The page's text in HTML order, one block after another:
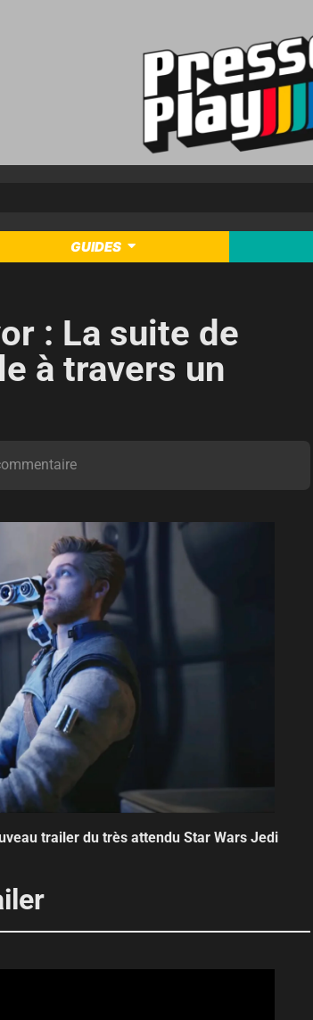
GUIDES
: La suite de
à travers un
trailer du très attendu Star Wars Jedi